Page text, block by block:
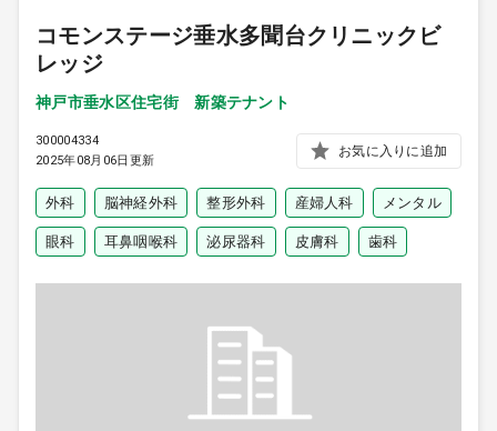
コモンステージ垂水多聞台クリニックビ
レッジ
神戸市垂水区住宅街 新築テナント
300004334
2025年08月06日更新
お気に入りに追加
外科 脳神経外科 整形外科 産婦人科 メンタル
眼科 耳鼻咽喉科 泌尿器科 皮膚科 歯科